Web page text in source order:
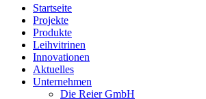
Close
Menu
Startseite
Projekte
Produkte
Leihvitrinen
Innovationen
Aktuelles
Unternehmen
Die Reier GmbH